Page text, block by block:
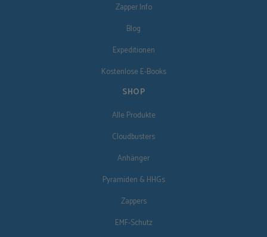
Zapper Info
Blog
Expeditionen
Kostenlose E-Books
SHOP
Alle Produkte
Cloudbusters
Anhänger
Pyramiden & HHGs
Zappers
EMF-Schutz